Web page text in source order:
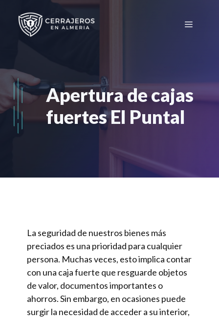
contenido
Menú
Apertura de cajas
fuertes El Puntal
La seguridad de nuestros bienes más
preciados es una prioridad para cualquier
persona. Muchas veces, esto implica contar
con una caja fuerte que resguarde objetos
de valor, documentos importantes o
ahorros. Sin embargo, en ocasiones puede
surgir la necesidad de acceder a su interior,